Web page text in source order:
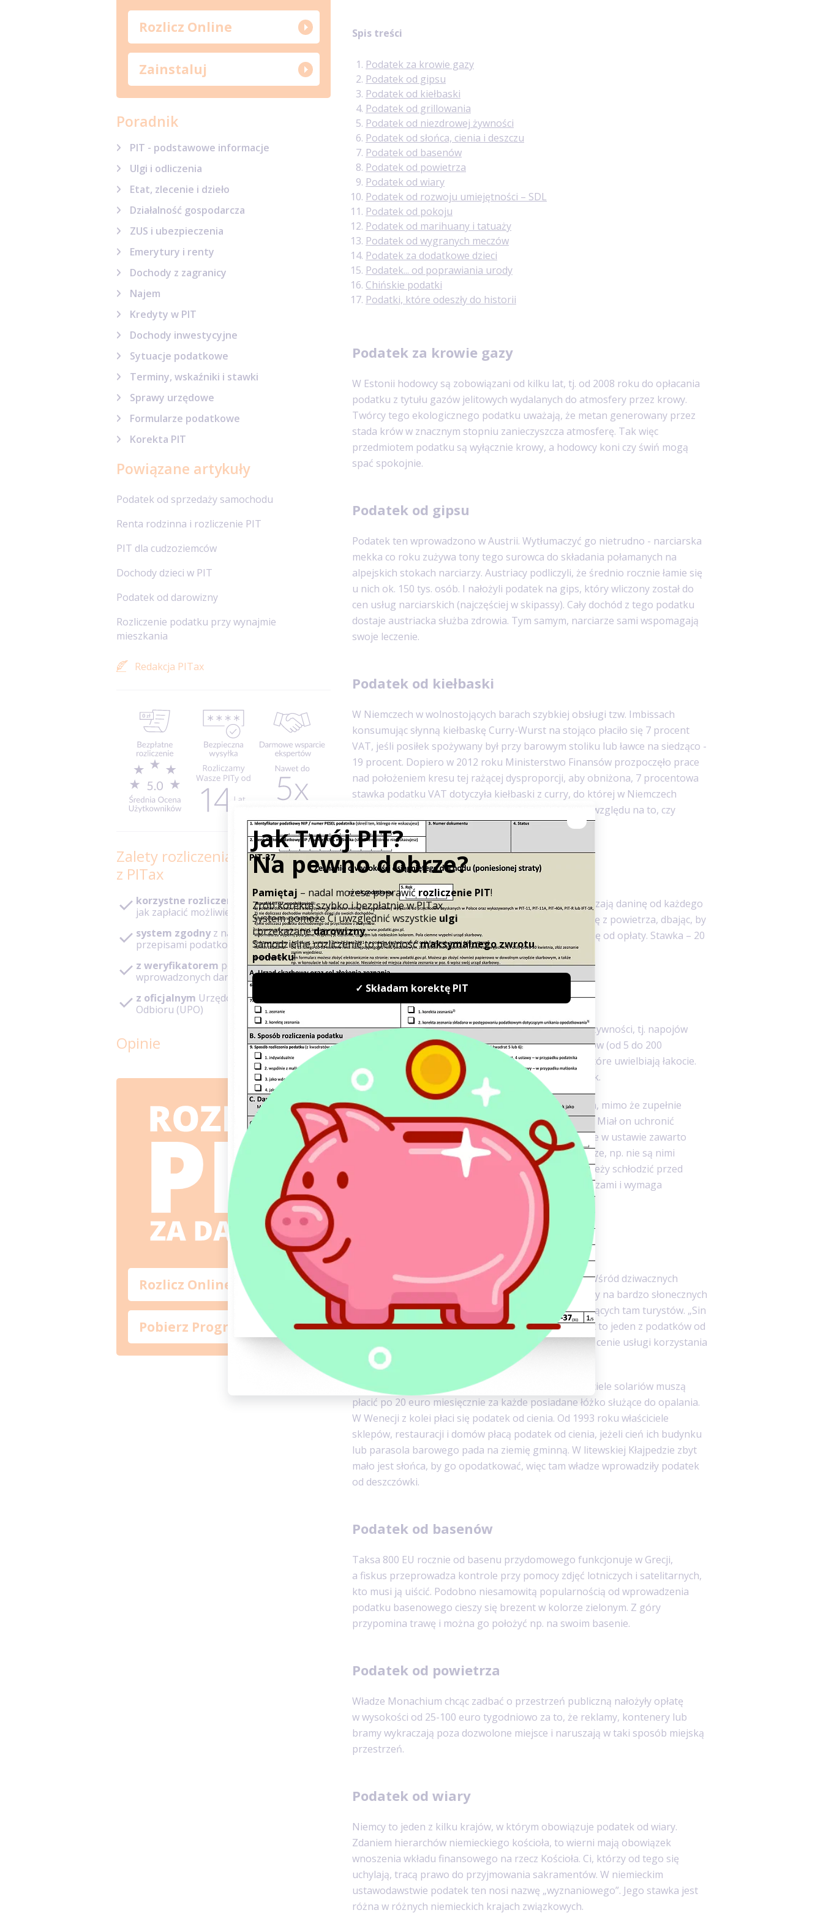
Spis treści
Podatek za krowie gazy
Podatek od gipsu
Podatek od kiełbaski
Podatek od grillowania
Podatek od niezdrowej żywności
Podatek od słońca, cienia i deszczu
Podatek od basenów
Podatek od powietrza
Podatek od wiary
Podatek od rozwoju umiejętności – SDL
Podatek od pokoju
Podatek od marihuany i tatuaży
Podatek od wygranych meczów
Podatek za dodatkowe dzieci
Podatek... od poprawiania urody
Chińskie podatki
Podatki, które odeszły do historii
Podatek za krowie gazy
W Estonii hodowcy są zobowiązani od kilku lat, tj. od 2008 roku do opłacania
podatku z tytułu gazów jelitowych wydalanych do atmosfery przez krowy.
Twórcy tego ekologicznego podatku uważają, że metan generowany przez
stada krów w znacznym stopniu zanieczyszcza atmosferę. Tak więc
przedmiotem podatku są wyłącznie krowy, a hodowcy koni czy świń mogą
spać spokojnie.
Podatek od gipsu
Podatek ten wprowadzono w Austrii. Wytłumaczyć go nietrudno - narciarska
mekka co roku zużywa tony tego surowca do składania połamanych na
alpejskich stokach narciarzy. Austriacy podliczyli, że średnio rocznie łamie się
u nich ok. 150 tys. osób. I nałożyli podatek na gips, który wliczony został do
cen usług narciarskich (najczęściej w skipassy). Cały dochód z tego podatku
dostaje austriacka służba zdrowia. Tym samym, narciarze sami wspomagają
swoje leczenie.
Podatek od kiełbaski
W Niemczech w wolnostojących barach szybkiej obsługi tzw. Imbissach
konsumując słynną kiełbaskę Curry-Wurst na stojąco płaciło się 7 procent
VAT, jeśli posiłek spożywany był przy barowym stoliku lub ławce na siedząco -
19 procent. Dopiero w 2012 roku Ministerstwo Finansów prozpoczęło prace
nad położeniem kresu tej rażącej dysproporcji, aby obniżona, 7 procentowa
stawka podatku VAT dotyczyła kiełbaski z curry, do której w Niemczech
najchętniej zamawia się jeszcze majonez i frytki, bez względu na to, czy
konsument stoi czy siedzi.
Podatek od grillowania
W belgijskim regionie Walonia mieszkańcy odprowadzają daninę od każdego
przyjęcia z grillem. Fiskus przy tym kontroluje sytuację z powietrza, dbając, by
żaden miłośnik gotowania pod chmurką, nie uchylił się od opłaty. Stawka – 20
euro od każdego posiedzenia.
Podatek od niezdrowej żywności
Na Węgrzech wprowadzono podatek od niezdrowej żywności, tj. napojów
słodzonych, energetyzujących, ciasteczek, herbatnikow (od 5 do 200
forintow). Ma to służyć zdrowiu, szczególnie dzieci, które uwielbiają łakocie.
Może zjedzą nieco mniej, jesli będą droższe o podatek.
Wprowadzonym kilka lat temu i nadal obowiązującym, mimo że zupełnie
niedorzecznym jest chicagowski podatek od słodyczy. Miał on uchronić
mieszkańców przed otyłością, ale... problemem jest, że w ustawie zawarto
niedokładne informacje o tym, co uważa się za słodycze, np. nie są nimi
produkty, które mają w sobie mąkę albo te, które należy schłodzić przed
spożyciem. W efekcie, np. część batoników jest słodyczami i wymaga
Podatek od słońca, cienia i deszczu
Słońce, deszcz, a nawet cień – podatki płacić trzeba. Wśród dziwacznych
podatków znalazł się podatek od słońca funkcjonujący na bardzo słonecznych
Balearach. Rocznie płaci go ponad 10 mln przyjeżdżających tam turystów. „Sin
tax” to obowiązujący w USA podatek od opalania. Jest to jeden z podatków od
szkodliwości, który nakłada dodatkowo 10% opłatę w cenie usługi korzystania
z solarium.
W miasteczku Essen w Niemczech z kolei sami właściciele solariów muszą
płacić po 20 euro miesięcznie za każde posiadane łóżko służące do opalania.
W Wenecji z kolei płaci się podatek od cienia. Od 1993 roku właściciele
sklepów, restauracji i domów płacą podatek od cienia, jeżeli cień ich budynku
lub parasola barowego pada na ziemię gminną. W litewskiej Kłajpedzie zbyt
mało jest słońca, by go opodatkować, więc tam władze wprowadziły podatek
od deszczówki.
Podatek od basenów
Taksa 800 EU rocznie od basenu przydomowego funkcjonuje w Grecji,
a fiskus przeprowadza kontrole przy pomocy zdjęć lotniczych i satelitarnych,
kto musi ją uiścić. Podobno niesamowitą popularnością od wprowadzenia
podatku basenowego cieszy się brezent w kolorze zielonym. Z góry
przypomina trawę i można go położyć np. na swoim basenie.
Podatek od powietrza
Władze Monachium chcąc zadbać o przestrzeń publiczną nałożyły opłatę
w wysokości od 25-100 euro tygodniowo za to, że reklamy, kontenery lub
bramy wykraczają poza dozwolone miejsce i naruszają w taki sposób miejską
przestrzeń.
Podatek od wiary
Niemcy to jeden z kilku krajów, w którym obowiązuje podatek od wiary.
Zdaniem hierarchów niemieckiego kościoła, to wierni mają obowiązek
wnoszenia wkładu finansowego na rzecz Kościoła. Ci, którzy od tego się
uchylają, tracą prawo do przyjmowania sakramentów. W niemieckim
ustawodawstwie podatek ten nosi nazwę „wyznaniowego”. Jego stawka jest
różna w różnych niemieckich krajach związkowych.
Rozlicz Online
Zainstaluj
Poradnik
PIT - podstawowe informacje
Ulgi i odliczenia
Etat, zlecenie i dzieło
Działalność gospodarcza
ZUS i ubezpieczenia
Emerytury i renty
Dochody z zagranicy
Najem
Kredyty w PIT
Dochody inwestycyjne
Sytuacje podatkowe
Terminy, wskaźniki i stawki
Sprawy urzędowe
Formularze podatkowe
Korekta PIT
Powiązane artykuły
Podatek od sprzedaży samochodu
Renta rodzinna i rozliczenie PIT
PIT dla cudzoziemców
Dochody dzieci w PIT
Podatek od darowizny
Rozliczenie podatku przy wynajmie
mieszkania
Redakcja PITax
Zalety rozliczenia PIT
z PITax
korzystne rozliczenie
– podpowiadamy
jak zapłacić możliwie niski podatek
system zgodnyz najnowszymi
przepisami podatkowymi
z weryfikatorem poprawności
wprowadzonych danych
z oficjalnym Urzędowym Poświadczeniem
Odbioru (UPO)
Opinie
Rozlicz Online
Pobierz Program